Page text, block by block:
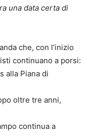
una data certa di
che, con l’inizio
continuano a porsi:
alla Piana di
oltre tre anni,
continua a